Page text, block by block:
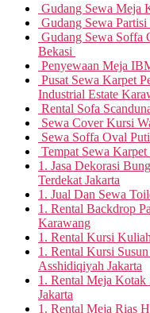
Gudang Sewa Meja
Gudang Sewa
Gudang Sewa Soffa
Bekasi
Penyewaan Meja
Pusat Sewa Karpet
Industrial Estate
Rental Sofa
Sewa Cover Kursi
Sewa Soffa Oval
Tempat Sewa Karpet
1. Jasa Dekorasi
Terdekat Jakarta
1. Jual Dan Sewa
1. Rental Backdrop
Karawang
1. Rental Kursi
1. Rental Kursi
Asshidiqiyah Jakarta
1. Rental Meja
Jakarta
1. Rental Meja Rias